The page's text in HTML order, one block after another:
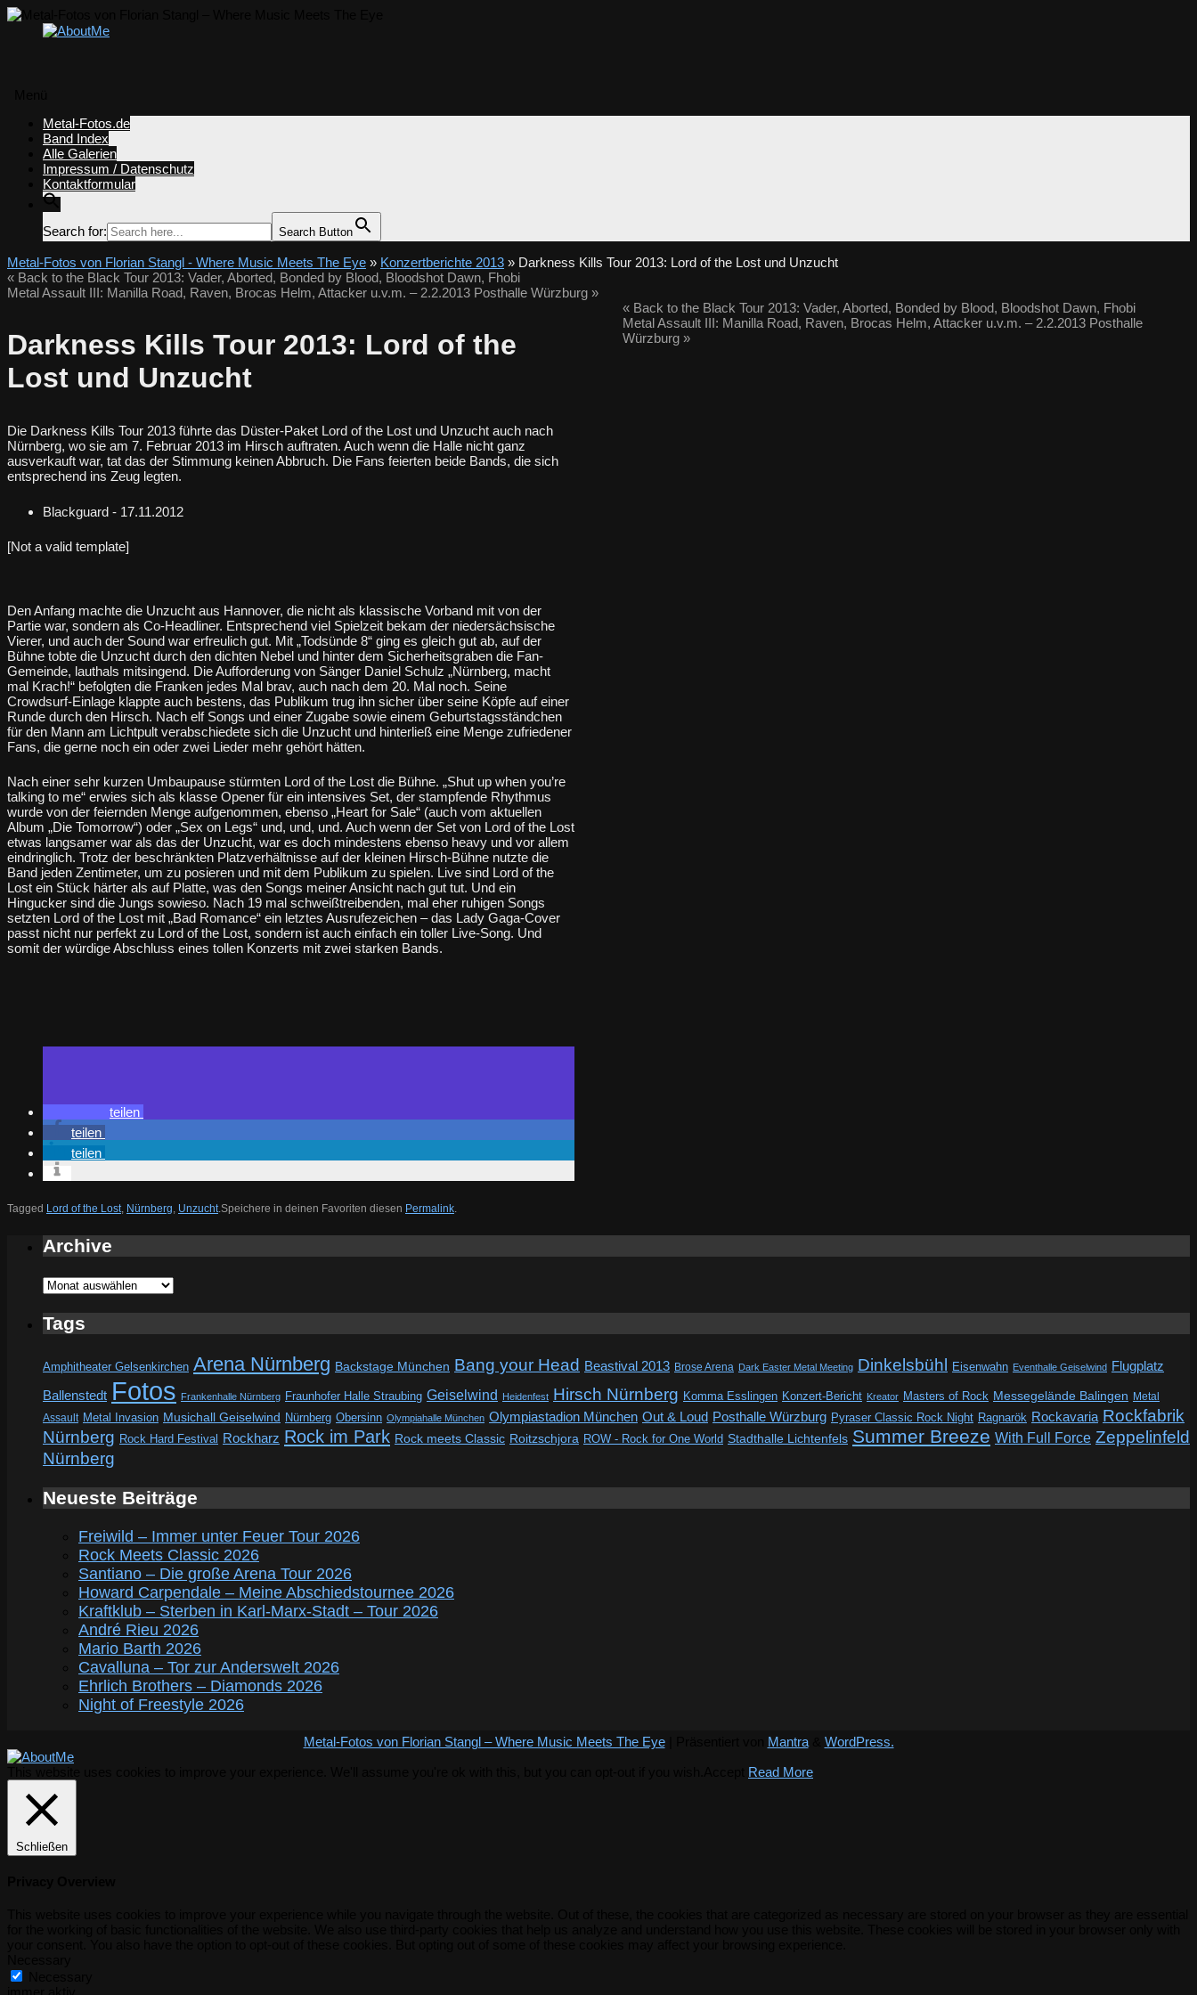
springen
Metal-Fotos.de
Band Index
Alle Galerien
Impressum / Datenschutz
Kontaktformular
Search for: Search Button
Metal-Fotos von Florian Stangl - Where Music Meets The Eye » Konzertberichte 2013 » Darkness Kills Tour 2013: Lord of the Lost und Unzucht
« Back to the Black Tour 2013: Vader, Aborted, Bonded by Blood, Bloodshot Dawn, Fhobi
Metal Assault III: Manilla Road, Raven, Brocas Helm, Attacker u.v.m. – 2.2.2013 Posthalle Würzburg »
Darkness Kills Tour 2013: Lord of the
Lost und Unzucht
Die Darkness Kills Tour 2013 führte das Düster-Paket Lord of the Lost und Unzucht auch nach
Nürnberg, wo sie am 7. Februar 2013 im Hirsch auftraten. Auch wenn die Halle nicht ganz
ausverkauft war, tat das der Stimmung keinen Abbruch. Die Fans feierten beide Bands, die sich
entsprechend ins Zeug legten.
Blackguard - 17.11.2012
[Not a valid template]
Den Anfang machte die Unzucht aus Hannover, die nicht als klassische Vorband mit von der
Partie war, sondern als Co-Headliner. Entsprechend viel Spielzeit bekam der niedersächsische
Vierer, und auch der Sound war erfreulich gut. Mit „Todsünde 8“ ging es gleich gut ab, auf der
Bühne tobte die Unzucht durch den dichten Nebel und hinter dem Sicherheitsgraben die Fan-
Gemeinde, lauthals mitsingend. Die Aufforderung von Sänger Daniel Schulz „Nürnberg, macht
mal Krach!“ befolgten die Franken jedes Mal brav, auch nach dem 20. Mal noch. Seine
Crowdsurf-Einlage klappte auch bestens, das Publikum trug ihn sicher über seine Köpfe auf einer
Runde durch den Hirsch. Nach elf Songs und einer Zugabe sowie einem Geburtstagsständchen
für den Mann am Lichtpult verabschiedete sich die Unzucht und hinterließ eine Menge zufriedener
Fans, die gerne noch ein oder zwei Lieder mehr gehört hätten.
Nach einer sehr kurzen Umbaupause stürmten Lord of the Lost die Bühne. „Shut up when you’re
talking to me“ erwies sich als klasse Opener für ein intensives Set, der stampfende Rhythmus
wurde von der feiernden Menge aufgenommen, ebenso „Heart for Sale“ (auch vom aktuellen
Album „Die Tomorrow“) oder „Sex on Legs“ und, und, und. Auch wenn der Set von Lord of the Lost
etwas langsamer war als das der Unzucht, war es doch mindestens ebenso heavy und vor allem
eindringlich. Trotz der beschränkten Platzverhältnisse auf der kleinen Hirsch-Bühne nutzte die
Band jeden Zentimeter, um zu posieren und mit dem Publikum zu spielen. Live sind Lord of the
Lost ein Stück härter als auf Platte, was den Songs meiner Ansicht nach gut tut. Und ein
Hingucker sind die Jungs sowieso. Nach 19 mal schweißtreibenden, mal eher ruhigen Songs
setzten Lord of the Lost mit „Bad Romance“ ein letztes Ausrufezeichen – das Lady Gaga-Cover
passt nicht nur perfekt zu Lord of the Lost, sondern ist auch einfach ein toller Live-Song. Und
somit der würdige Abschluss eines tollen Konzerts mit zwei starken Bands.
teilen
teilen
teilen
Tagged Lord of the Lost, Nürnberg, Unzucht.Speichere in deinen Favoriten diesen Permalink.
«Back to the Black Tour 2013: Vader, Aborted, Bonded by Blood, Bloodshot Dawn, Fhobi
Metal Assault III: Manilla Road, Raven, Brocas Helm, Attacker u.v.m. – 2.2.2013 Posthalle
Würzburg »
Archive
Archive
Tags
Amphitheater Gelsenkirchen Arena Nürnberg Backstage München Bang your Head Beastival 2013 Brose Arena Dark Easter Metal Meeting Dinkelsbühl Eisenwahn Eventhalle Geiselwind Flugplatz
Ballenstedt Fotos Frankenhalle Nürnberg Fraunhofer Halle Straubing Geiselwind Heidenfest Hirsch Nürnberg Komma Esslingen Konzert-Bericht Kreator Masters of Rock Messegelände Balingen Metal
Assault Metal Invasion Musichall Geiselwind Nürnberg Obersinn Olympiahalle München Olympiastadion München Out & Loud Posthalle Würzburg Pyraser Classic Rock Night Ragnarök Rockavaria Rockfabrik
Nürnberg Rock Hard Festival Rockharz Rock im Park Rock meets Classic Roitzschjora ROW - Rock for One World Stadthalle Lichtenfels Summer Breeze With Full Force Zeppelinfeld
Nürnberg
Neueste Beiträge
Freiwild – Immer unter Feuer Tour 2026
Rock Meets Classic 2026
Santiano – Die große Arena Tour 2026
Howard Carpendale – Meine Abschiedstournee 2026
Kraftklub – Sterben in Karl-Marx-Stadt – Tour 2026
André Rieu 2026
Mario Barth 2026
Cavalluna – Tor zur Anderswelt 2026
Ehrlich Brothers – Diamonds 2026
Night of Freestyle 2026
Metal-Fotos von Florian Stangl – Where Music Meets The Eye| Präsentiert von Mantra& WordPress.
Read More
Schließen